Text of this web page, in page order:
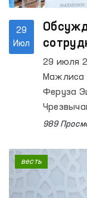
29
Июл
29 июля
Мажлиса
Феруза
989
весть